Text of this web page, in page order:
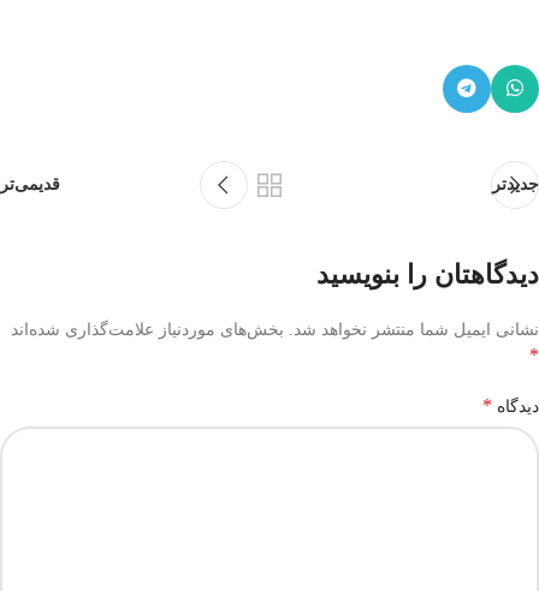
جدیدتر قدیمی‌تر
دیدگاهتان را بنویسید
نشانی ایمیل شما منتشر نخواهد شد. بخش‌های موردنیاز علامت‌گذاری شده‌اند
*
دیدگاه *